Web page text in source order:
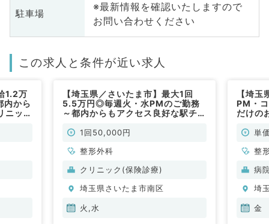
駐車場
※最新情報を確認いたしますので
お問い合わせください
この求人と条件が近い求人
1.2万
から
ニック
【埼玉県／さいたま市】最大1回
5.5万円◎毎週火・水PMのご勤務
～都内からもアクセス良好な駅チカ
（整形外科／非常勤）
1回50,000円
整形外科
クリニック(保険診療)
埼玉県さいたま市南区
火,水
【埼
PM・
だけの
単
整
病
埼
金